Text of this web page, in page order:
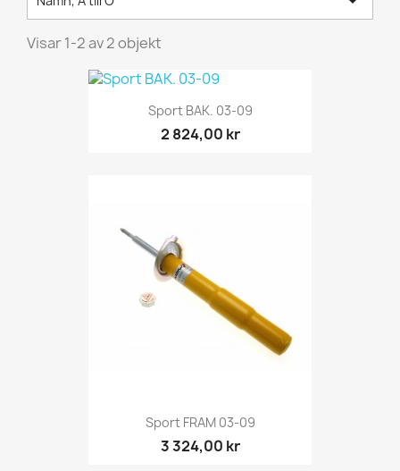
Visar 1-2 av 2 objekt
Sport BAK. 03-09
2 824,00 kr
Sport FRAM 03-09
3 324,00 kr